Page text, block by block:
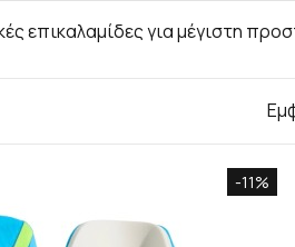
επικαλαμίδες για μέγιστη
-11%